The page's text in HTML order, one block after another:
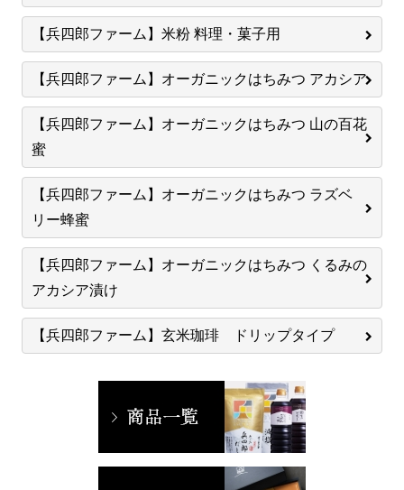
【兵四郎ファーム】米粉 料理・菓子用
【兵四郎ファーム】オーガニックはちみつ アカシア
【兵四郎ファーム】オーガニックはちみつ 山の百花
蜜
【兵四郎ファーム】オーガニックはちみつ ラズベ
リー蜂蜜
【兵四郎ファーム】オーガニックはちみつ くるみの
アカシア漬け
【兵四郎ファーム】玄米珈琲 ドリップタイプ